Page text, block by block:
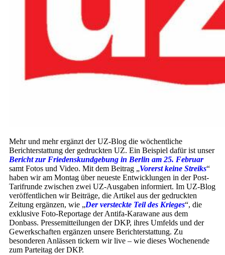
Mehr und mehr ergänzt der UZ-Blog die wöchentliche
Berichterstattung der gedruckten UZ. Ein Beispiel dafür ist unser
Bericht zur Friedenskundgebung in Berlin am 25. Februar
samt Fotos und Video. Mit dem Beitrag „Vorerst keine Streiks“
haben wir am Montag über neueste Entwicklungen in der Post-
Tarifrunde zwischen zwei UZ-Ausgaben informiert. Im UZ-Blog
veröffentlichen wir Beiträge, die Artikel aus der gedruckten
Zeitung ergänzen, wie „Der versteckte Teil des Krieges“, die
exklusive Foto-Reportage der Antifa-Karawane aus dem
Donbass. Pressemitteilungen der DKP, ihres Umfelds und der
Gewerkschaften ergänzen unsere Berichterstattung. Zu
besonderen Anlässen tickern wir live – wie dieses Wochenende
zum Parteitag der DKP.